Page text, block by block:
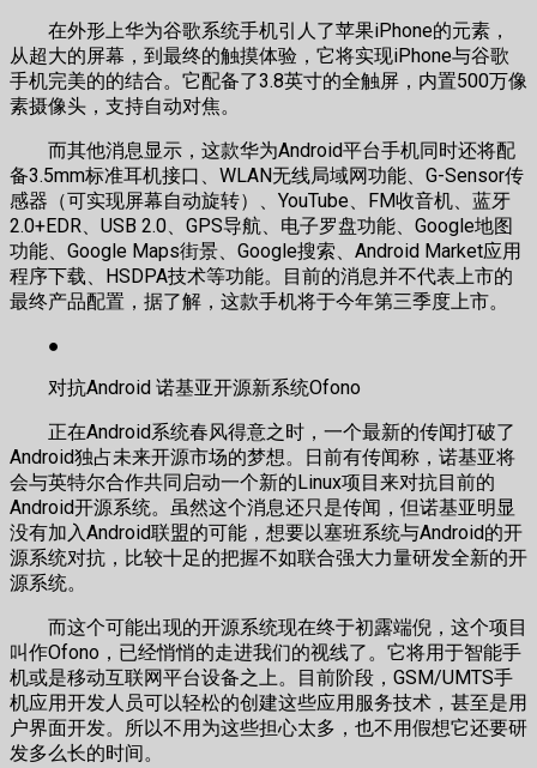
在外形上华为谷歌系统手机引人了苹果iPhone的元素，
从超大的屏幕，到最终的触摸体验，它将实现iPhone与谷歌
手机完美的的结合。它配备了3.8英寸的全触屏，内置500万像
素摄像头，支持自动对焦。
而其他消息显示，这款华为Android平台手机同时还将配
备3.5mm标准耳机接口、WLAN无线局域网功能、G-Sensor传
感器（可实现屏幕自动旋转）、YouTube、FM收音机、蓝牙
2.0+EDR、USB 2.0、GPS导航、电子罗盘功能、Google地图
功能、Google Maps街景、Google搜索、Android Market应用
程序下载、HSDPA技术等功能。目前的消息并不代表上市的
最终产品配置，据了解，这款手机将于今年第三季度上市。
●
对抗Android 诺基亚开源新系统Ofono
正在Android系统春风得意之时，一个最新的传闻打破了
Android独占未来开源市场的梦想。日前有传闻称，诺基亚将
会与英特尔合作共同启动一个新的Linux项目来对抗目前的
Android开源系统。虽然这个消息还只是传闻，但诺基亚明显
没有加入Android联盟的可能，想要以塞班系统与Android的开
源系统对抗，比较十足的把握不如联合强大力量研发全新的开
源系统。
而这个可能出现的开源系统现在终于初露端倪，这个项目
叫作Ofono，已经悄悄的走进我们的视线了。它将用于智能手
机或是移动互联网平台设备之上。目前阶段，GSM/UMTS手
机应用开发人员可以轻松的创建这些应用服务技术，甚至是用
户界面开发。所以不用为这些担心太多，也不用假想它还要研
发多么长的时间。